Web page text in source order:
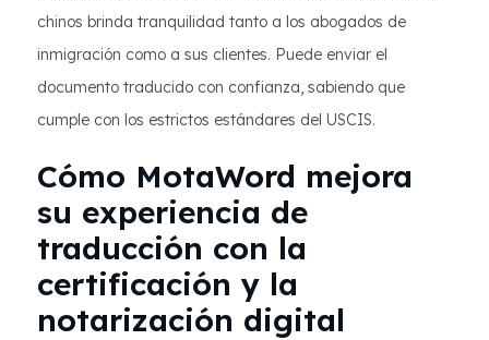
chinos brinda tranquilidad tanto a los abogados de
inmigración como a sus clientes. Puede enviar el
documento traducido con confianza, sabiendo que
cumple con los estrictos estándares del USCIS.
Cómo MotaWord mejora
su experiencia de
traducción con la
certificación y la
notarización digital